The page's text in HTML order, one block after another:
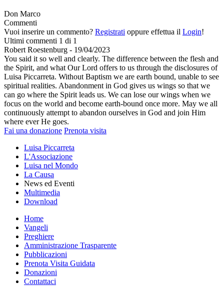
Don Marco
Commenti
Vuoi inserire un commento? Registrati oppure effettua il Login!
Ultimi commenti 1 di 1
Robert Roestenburg - 19/04/2023
You said it so well and clearly. The difference between the flesh and
the Spirit, and what Our Lord offers to us through the disclosures of
Luisa Piccarreta. Without Baptism we are earth bound, unable to see
spiritual realities. Abandonment in God gives us wings so that we
can go where the Spirit leads us. We can lose our wings when we
focus on the world and become earth-bound once more. May we all
continuously attempt to abandon ourselves in God and join Him
where ever He goes.
Fai una donazione Prenota visita
Luisa Piccarreta
L'Associazione
Luisa nel Mondo
La Causa
News ed Eventi
Multimedia
Download
Home
Vangeli
Preghiere
Amministrazione Trasparente
Pubblicazioni
Prenota Visita Guidata
Donazioni
Contattaci